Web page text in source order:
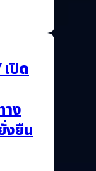
ปิด
าง
งยืน